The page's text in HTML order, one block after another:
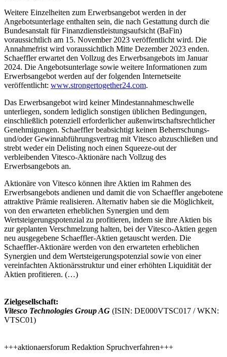
Weitere Einzelheiten zum Erwerbsangebot werden in der
Angebotsunterlage enthalten sein, die nach Gestattung durch die
Bundesanstalt für Finanzdienstleistungsaufsicht (BaFin)
voraussichtlich am 15. November 2023 veröffentlicht wird. Die
Annahmefrist wird voraussichtlich Mitte Dezember 2023 enden.
Schaeffler erwartet den Vollzug des Erwerbsangebots im Januar
2024. Die Angebotsunterlage sowie weitere Informationen zum
Erwerbsangebot werden auf der folgenden Internetseite
veröffentlicht: www.strongertogether24.com.
Das Erwerbsangebot wird keiner Mindestannahmeschwelle
unterliegen, sondern lediglich sonstigen üblichen Bedingungen,
einschließlich potenziell erforderlicher außenwirtschaftsrechtlicher
Genehmigungen. Schaeffler beabsichtigt keinen Beherrschungs-
und/oder Gewinnabführungsvertrag mit Vitesco abzuschließen und
strebt weder ein Delisting noch einen Squeeze-out der
verbleibenden Vitesco-Aktionäre nach Vollzug des
Erwerbsangebots an.
Aktionäre von Vitesco können ihre Aktien im Rahmen des
Erwerbsangebots andienen und damit die von Schaeffler angebotene
attraktive Prämie realisieren. Alternativ haben sie die Möglichkeit,
von den erwarteten erheblichen Synergien und dem
Wertsteigerungspotenzial zu profitieren, indem sie ihre Aktien bis
zur geplanten Verschmelzung halten, bei der Vitesco-Aktien gegen
neu ausgegebene Schaeffler-Aktien getauscht werden. Die
Schaeffler-Aktionäre werden von den erwarteten erheblichen
Synergien und dem Wertsteigerungspotenzial sowie von einer
vereinfachten Aktionärsstruktur und einer erhöhten Liquidität der
Aktien profitieren. (…)
Zielgesellschaft:
Vitesco Technologies Group AG (ISIN: DE000VTSC017 / WKN:
VTSC01)
+++aktionaersforum Redaktion Spruchverfahren+++